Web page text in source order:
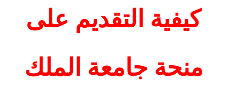
كيفية التقديم على
منحة جامعة الملك